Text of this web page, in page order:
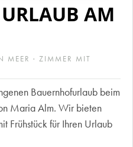
AM
MEER · ZIMMER MIT
Bauernhofurlaub beim
Maria Alm. Wir bieten
Frühstück für Ihren Urlaub